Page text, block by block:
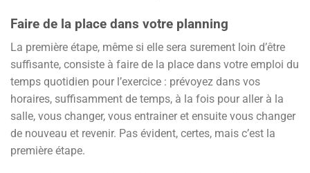
Faire de la place dans votre planning
La première étape, même si elle sera surement loin d’être
suffisante, consiste à faire de la place dans votre emploi du
temps quotidien pour l’exercice : prévoyez dans vos
horaires, suffisamment de temps, à la fois pour aller à la
salle, vous changer, vous entrainer et ensuite vous changer
de nouveau et revenir. Pas évident, certes, mais c’est la
première étape.